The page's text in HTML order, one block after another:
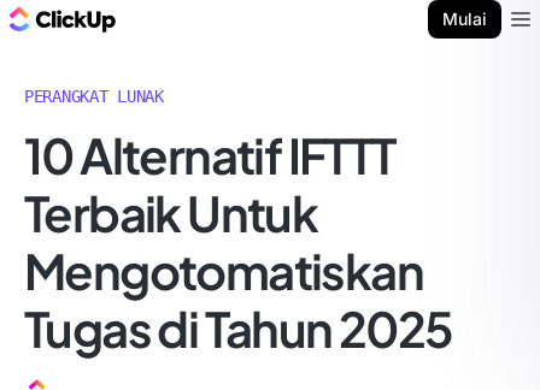
Mulai
PERANGKAT LUNAK
10 Alternatif IFTTT
Terbaik Untuk
Mengotomatiskan
Tugas di Tahun 2025